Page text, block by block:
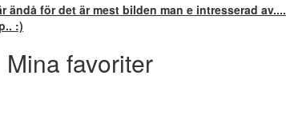
för det är mest bilden man e intresserad av....
:)
Mina favoriter